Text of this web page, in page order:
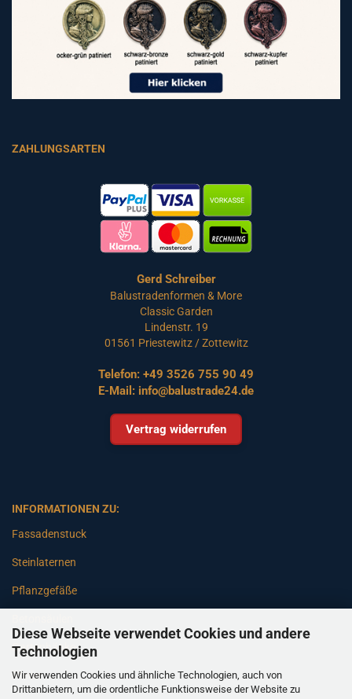
Diese Webseite verwendet Cookies und andere
Technologien
Wir verwenden Cookies und ähnliche Technologien, auch von
Drittanbietern, um die ordentliche Funktionsweise der Website zu
ZAHLUNGSARTEN
Gerd Schreiber
Balustradenformen & More
Classic Garden
Lindenstr. 19
01561 Priestewitz / Zottewitz
Telefon: +49 3526 755 90 49
E-Mail: info@balustrade24.de
Vertrag widerrufen
INFORMATIONEN ZU:
Fassadenstuck
Steinlaternen
Pflanzgefäße
Gartenbänke
Pfeiler